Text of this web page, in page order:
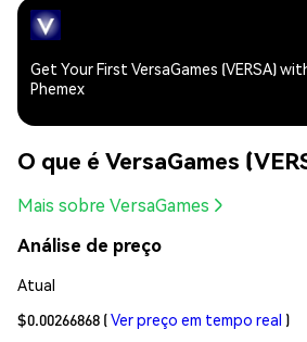
Get Your First VersaGames (VERSA)
Phemex
O que é VersaGames
Mais sobre VersaGames
Análise de preço
Atual
$0.00266868 (Ver preço em tempo real )